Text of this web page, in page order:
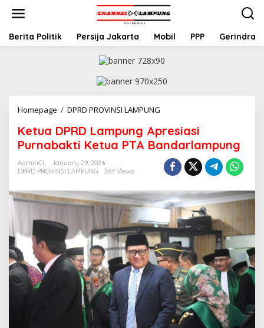
t
Berita Politik Persija Jakarta Mobil PPP Gerindra
Homepage / DPRD PROVINSI LAMPUNG
t
u
a
D
P
D
L
m
p
u
n
g
A
r
e
s
Ketua DPRD Lampung Apresiasi
Purnabakti Ketua PTA Bandarlampung
AdminCL
January 29, 2026
DPRD PROVINSI LAMPUNG
264 Views